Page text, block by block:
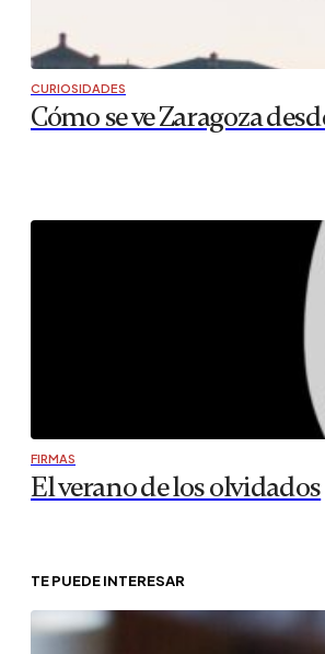
CURIOSIDADES
Cómo se ve Zaragoza
FIRMAS
El verano de los olvidados
TE PUEDE INTERESAR